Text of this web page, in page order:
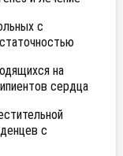
с
на
сердца
с